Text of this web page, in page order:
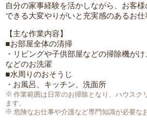
自分の家事経験を活かしながら、お客様
できる大変やりがいと充実感のあるお仕
【主な作業内容】
■お部屋全体の清掃
・リビングや子供部屋などの掃除機が
などのお洗濯
■水周りのおそうじ
・お風呂、キッチン、洗面所
作業範囲は日常のお掃除となり、ハウスク
ます。
危険なお仕事や介護など専門知識が必要な